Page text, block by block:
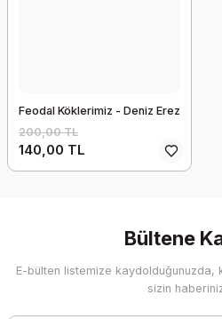
Feodal Köklerimiz - Deniz Erez
200,00 TL
140,00 TL
Bültene
E-bülten listemize kaydolduğunuzda,
sizin